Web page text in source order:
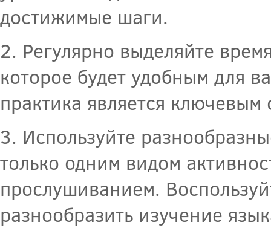
достижимые шаги.
2. Регулярно выделяйте
которое будет удобным для
практика является
3. Используйте
только одним видом
прослушиванием.
разнообразить изучение